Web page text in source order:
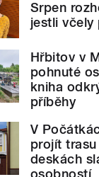
Srpen
jestli včely
Hřbitov v
pohnuté
kniha
příběhy
V
projít
deskách
osobností